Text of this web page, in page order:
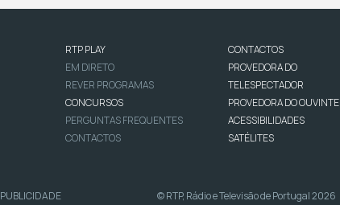
RTP PLAY
EM DIRETO
REVER PROGRAMAS
CONCURSOS
PERGUNTAS FREQUENTES
CONTACTOS
CONTACTOS
PROVEDORA DO
TELESPECTADOR
PROVEDORA DO OUVINTE
ACESSIBILIDADES
SATÉLITES
PUBLICIDADE © RTP, Rádio e Televisão de Portugal 2026